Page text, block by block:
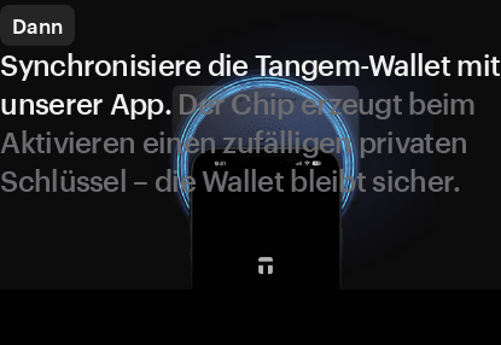
Dann
Synchronisiere die Tangem-Wallet mit
unserer App.Der Chip erzeugt beim
Aktivieren einen zufälligen privaten
Schlüssel – die Wallet bleibt sicher.